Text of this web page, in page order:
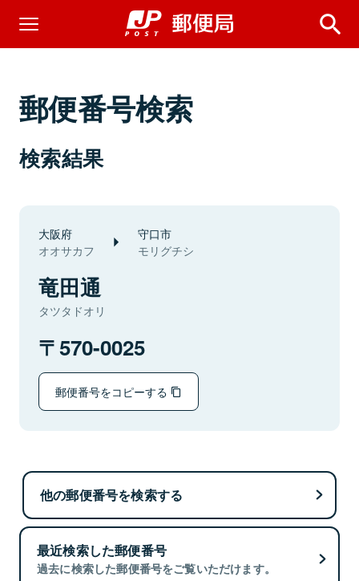
郵便番号検索
検索結果
大阪府
オオサカフ
守口市
モリグチシ
竜田通
タツタドオリ
570-0025
郵便番号をコピーする
他の郵便番号を検索する
最近検索した郵便番号
過去に検索した郵便番号をご覧いただけます。